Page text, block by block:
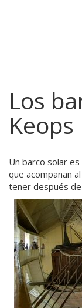
Los
Keops
Un barco solar
que acompañan
tener después